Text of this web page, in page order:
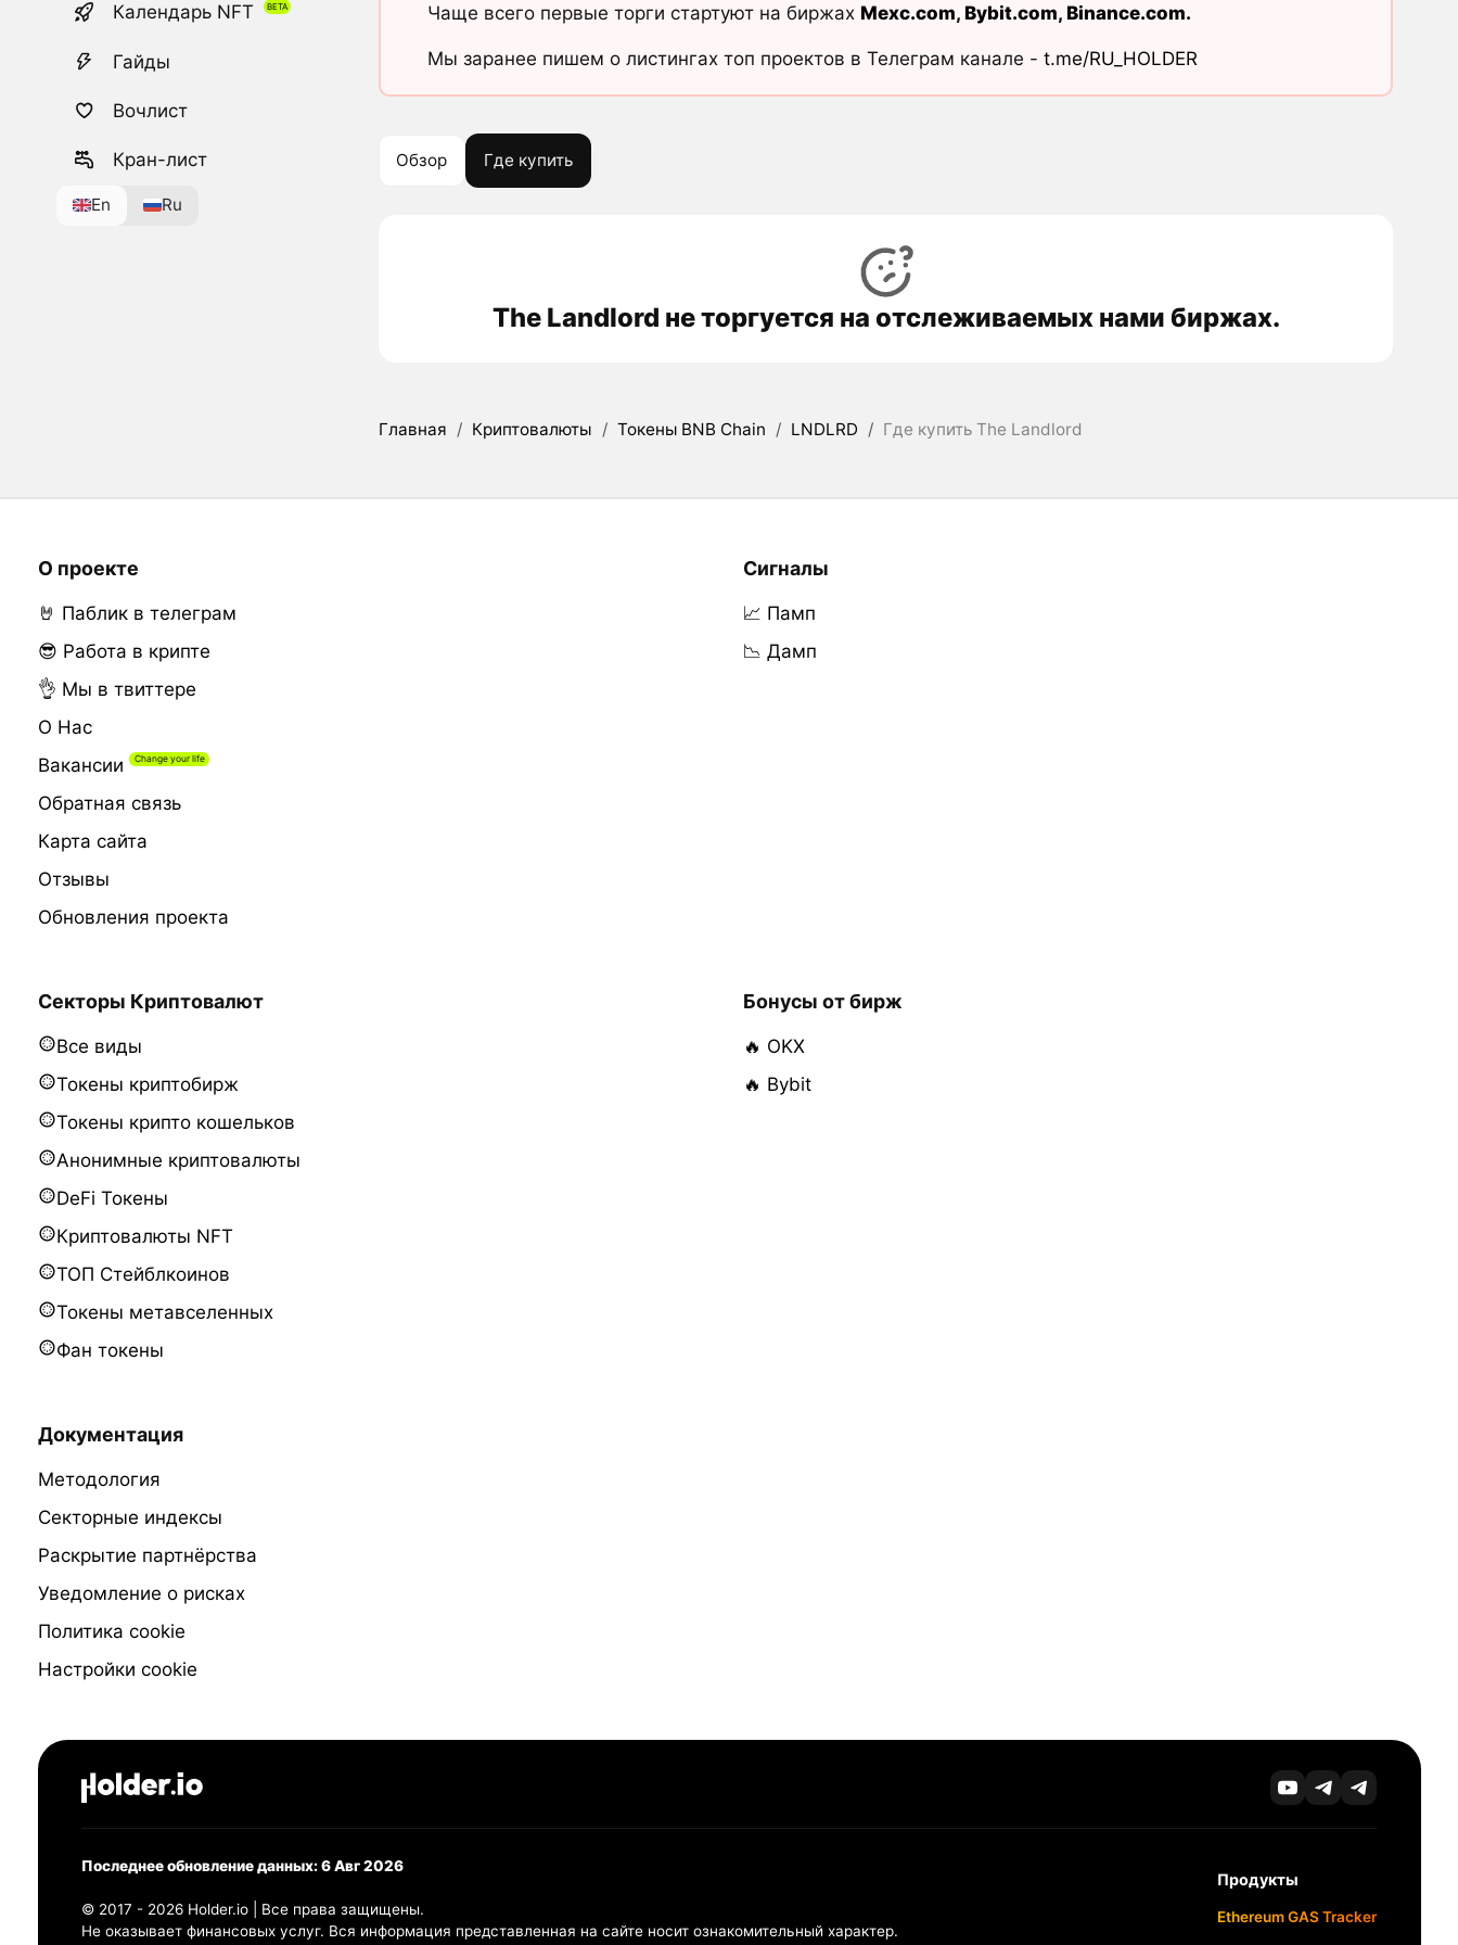
Календарь NFT
Гайды
Вочлист
Кран-лист
En Ru
Чаще всего первые торги стартуют на биржах Mexc.com, Bybit.com, Binance.com.
Мы заранее пишем о листингах топ проектов в Телеграм канале - t.me/RU_HOLDER
Обзор Где купить
The Landlord не торгуется на отслеживаемых нами биржах.
Главная / Криптовалюты / Токены BNB Chain / LNDLRD / Где купить The Landlord
О проекте
🤘 Паблик в телеграм
😎 Работа в крипте
👌 Мы в твиттере
О Нас
Вакансии
Обратная связь
Карта сайта
Отзывы
Обновления проекта
Сигналы
📈 Памп
📉 Дамп
Секторы Криптовалют
Все виды
Токены криптобирж
Токены крипто кошельков
Анонимные криптовалюты
DeFi Токены
Криптовалюты NFT
ТОП Стейблкоинов
Токены метавселенных
Фан токены
Бонусы от бирж
🔥 OKX
🔥 Bybit
Документация
Методология
Секторные индексы
Раскрытие партнёрства
Уведомление о рисках
Политика cookie
Настройки cookie
Последнее обновление данных: 6 Авг 2026
© 2017 - 2026 Holder.io | Все права защищены.
Не оказывает финансовых услуг. Вся информация представленная на сайте носит ознакомительный характер.
Продукты
Ethereum GAS Tracker